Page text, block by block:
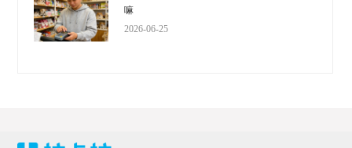
嘛
2026-06-25